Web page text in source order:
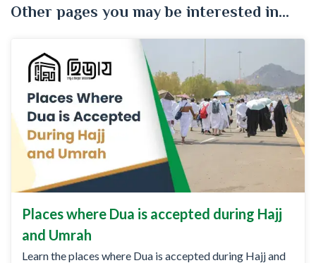
Other pages you may be interested in...
Places where Dua is accepted during Hajj
and Umrah
Learn the places where Dua is accepted during Hajj and